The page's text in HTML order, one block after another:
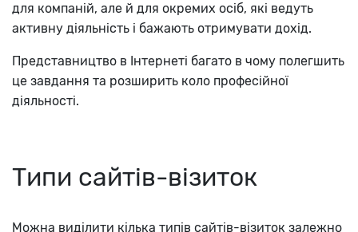
для компаній, але й для окремих осіб, які ведуть
активну діяльність і бажають отримувати дохід.
Представництво в Інтернеті багато в чому полегшить
це завдання та розширить коло професійної
діяльності.
Типи сайтів-візиток
Можна виділити кілька типів сайтів-візиток залежно